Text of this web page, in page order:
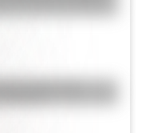
Ecuador para